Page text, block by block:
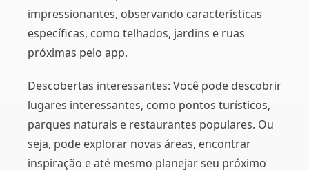
impressionantes, observando características
específicas, como telhados, jardins e ruas
próximas pelo app.
Descobertas interessantes: Você pode descobrir
lugares interessantes, como pontos turísticos,
parques naturais e restaurantes populares. Ou
seja, pode explorar novas áreas, encontrar
inspiração e até mesmo planejar seu próximo